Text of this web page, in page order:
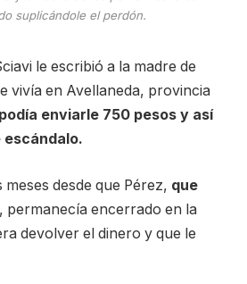
suplicándole el perdón.
le escribió a la madre de
vivía en Avellaneda, provincia
enviarle 750 pesos y así
desde que Pérez, que
, permanecía encerrado en la
devolver el dinero y que le